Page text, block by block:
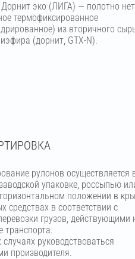
Дорнит эко (ЛИГА) — полотно
термофиксированное
из вторичного
(дорнит, GTX-N).
рулонов осуществляется
упаковке, россыпью
положении в
средствах в соответствии с
грузов, действующими
транспорта.
руководствоваться
производителя.